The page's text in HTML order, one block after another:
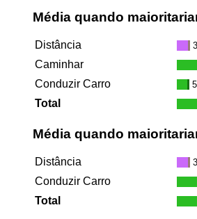
Média quando
Distância
Caminhar
Conduzir Carro
Total
Média quando
Distância
Conduzir Carro
Total